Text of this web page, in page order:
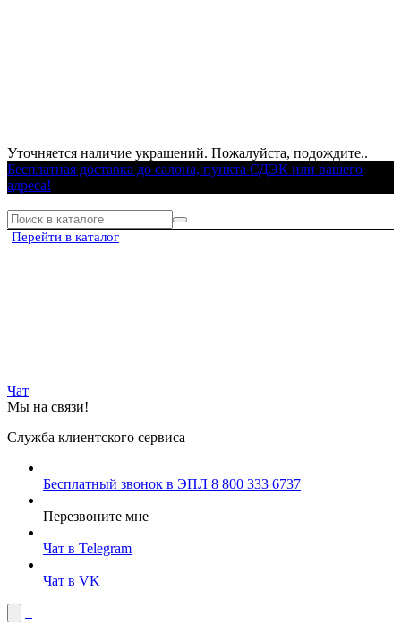
Уточняется наличие украшений. Пожалуйста, подождите..
Бесплатная доставка до салона, пункта СДЭК или вашего
адреса!
Перейти в каталог
Чат
Мы на связи!
Служба клиентского сервиса
Бесплатный звонок в ЭПЛ 8 800 333 6737
Перезвоните мне
Чат в Telegram
Чат в VK